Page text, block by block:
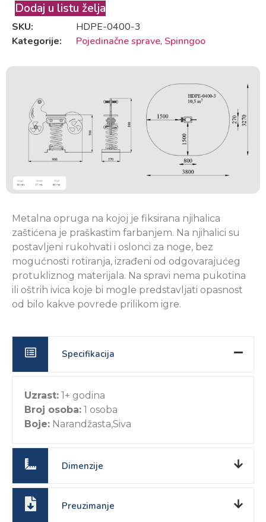
Dodaj u listu želja
SKU:
HDPE-0400-3
Kategorije:
Pojedinačne sprave, Spinngoo
Metalna opruga na kojoj je fiksirana njihalica
zaštićena je praškastim farbanjem. Na njihalici su
postavljeni rukohvati i oslonci za noge, bez
mogućnosti rotiranja, izrađeni od odgovarajućeg
protukliznog materijala. Na spravi nema pukotina
ili oštrih ivica koje bi mogle predstavljati opasnost
od bilo kakve povrede prilikom igre.
Specifikacija
Uzrast: 1+ godina
Broj osoba: 1 osoba
Boje: Narandžasta,Siva
Dimenzije
Preuzimanje